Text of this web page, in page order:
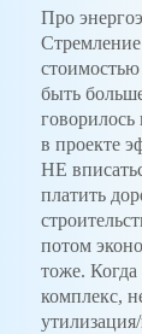
Про
быть
в проекте
НЕ
платить
потом
тоже. Когда
комплекс,